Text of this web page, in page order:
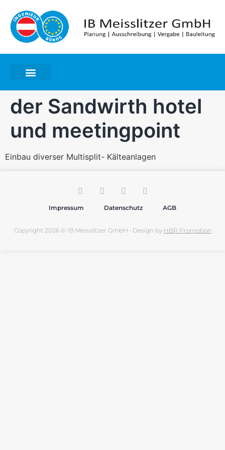
der Sandwirth hotel
und meetingpoint
Einbau diverser Multisplit- Kälteanlagen
Impressum Datenschutz AGB
Copyright 2026 © IB Meisslitzer GmbH • Design by HBR Promotion